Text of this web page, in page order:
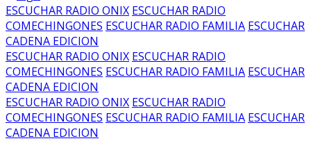
ESCUCHAR RADIO ONIX ESCUCHAR RADIO
COMECHINGONES ESCUCHAR RADIO FAMILIA ESCUCHAR
CADENA EDICION
ESCUCHAR RADIO ONIX ESCUCHAR RADIO
COMECHINGONES ESCUCHAR RADIO FAMILIA ESCUCHAR
CADENA EDICION
ESCUCHAR RADIO ONIX ESCUCHAR RADIO
COMECHINGONES ESCUCHAR RADIO FAMILIA ESCUCHAR
CADENA EDICION